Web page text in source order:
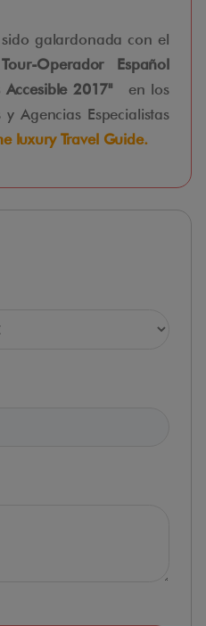
galardonada con el
Operador Español
2017" en los
Agencias Especialistas
luxury Travel Guide.